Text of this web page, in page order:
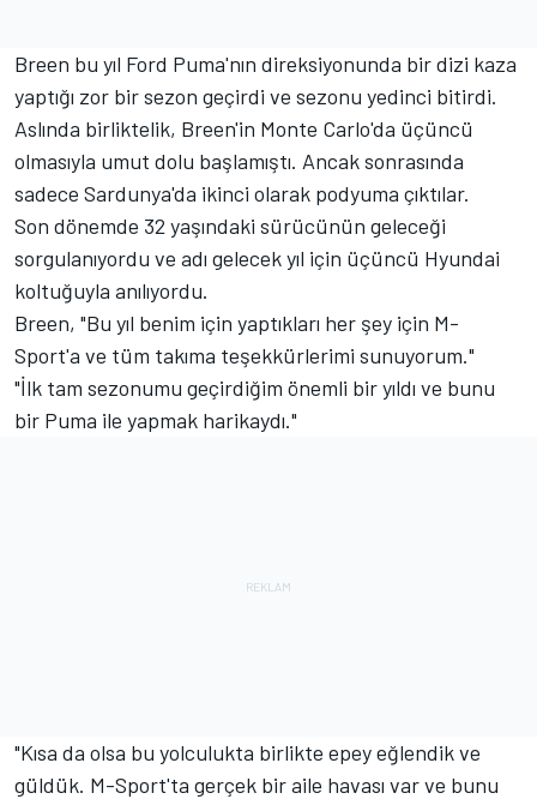
Breen bu yıl Ford Puma'nın direksiyonunda bir dizi kaza
yaptığı zor bir sezon geçirdi ve sezonu yedinci bitirdi.
Aslında birliktelik, Breen'in Monte Carlo'da üçüncü
olmasıyla umut dolu başlamıştı. Ancak sonrasında
sadece Sardunya'da ikinci olarak podyuma çıktılar.
Son dönemde 32 yaşındaki sürücünün geleceği
sorgulanıyordu ve adı gelecek yıl için üçüncü Hyundai
koltuğuyla anılıyordu.
Breen, "Bu yıl benim için yaptıkları her şey için M-
Sport'a ve tüm takıma teşekkürlerimi sunuyorum."
"İlk tam sezonumu geçirdiğim önemli bir yıldı ve bunu
bir Puma ile yapmak harikaydı."
"Kısa da olsa bu yolculukta birlikte epey eğlendik ve
güldük. M-Sport'ta gerçek bir aile havası var ve bunu